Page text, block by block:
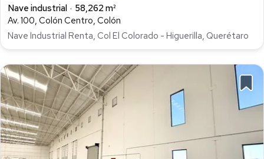
Nave industrial
58,262 m²
Av. 100, Colón Centro, Colón
Nave Industrial Renta, Col El Colorado - Higuerilla, Querétaro